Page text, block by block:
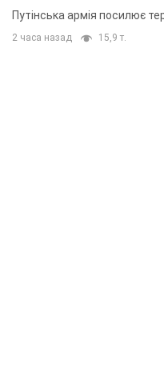
Путінська армія посилює
2 часа назад 15,9 т.